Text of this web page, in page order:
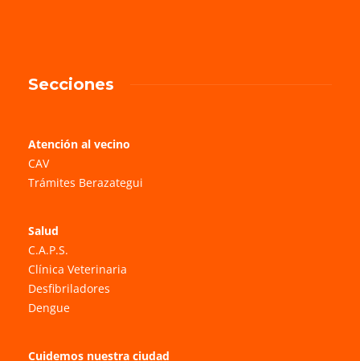
Secciones
Atención al vecino
CAV
Trámites Berazategui
Salud
C.A.P.S.
Clínica Veterinaria
Desfibriladores
Dengue
Cuidemos nuestra ciudad